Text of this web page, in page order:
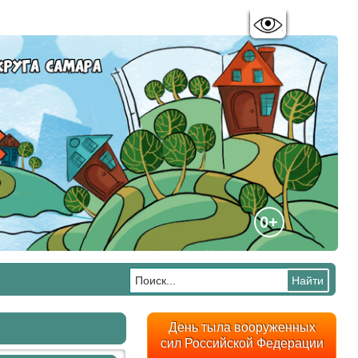
0+
День тыла вооруженных
сил Российской Федерации